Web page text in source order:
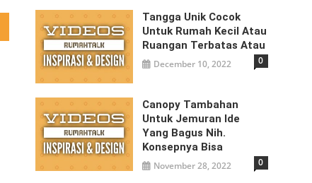
Tangga Unik Cocok
Untuk Rumah Kecil Atau
Ruangan Terbatas Atau
December 10, 2022 0
Canopy Tambahan
Untuk Jemuran Ide
Yang Bagus Nih.
Konsepnya Bisa
November 28, 2022 0